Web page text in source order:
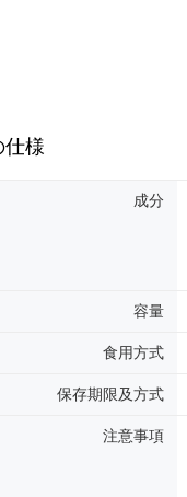
仕様
成分
容量
食用方式
保存期限及方式
注意事項